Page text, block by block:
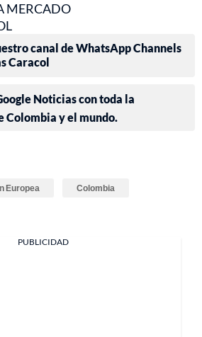
MERCADO
canal de WhatsApp Channels
Caracol
Noticias con toda la
Colombia y el mundo.
Europea Colombia
PUBLICIDAD